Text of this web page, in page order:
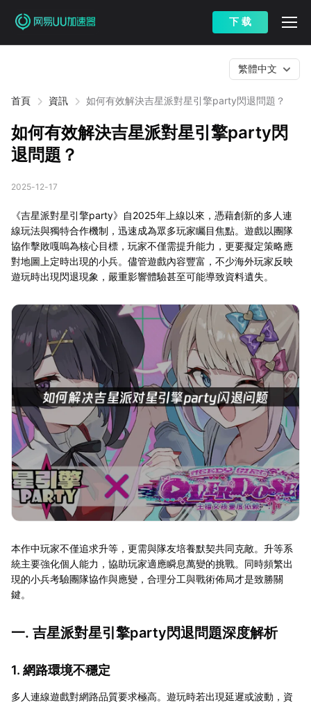
下 载
首頁 資訊 如何有效解決吉星派對星引擎party閃退問題？
繁體中文
如何有效解決吉星派對星引擎party閃
退問題？
2025-12-17
《吉星派對星引擎party》自2025年上線以來，憑藉創新的多人連
線玩法與獨特合作機制，迅速成為眾多玩家矚目焦點。遊戲以團隊
協作擊敗嘎嗚為核心目標，玩家不僅需提升能力，更要擬定策略應
對地圖上定時出現的小兵。儘管遊戲內容豐富，不少海外玩家反映
遊玩時出現閃退現象，嚴重影響體驗甚至可能導致資料遺失。
本作中玩家不僅追求升等，更需與隊友培養默契共同克敵。升等系
統主要強化個人能力，協助玩家適應瞬息萬變的挑戰。同時頻繁出
現的小兵考驗團隊協作與應變，合理分工與戰術佈局才是致勝關
鍵。
一. 吉星派對星引擎party閃退問題深度解析
1. 網路環境不穩定
多人連線遊戲對網路品質要求極高。遊玩時若出現延遲或波動，資